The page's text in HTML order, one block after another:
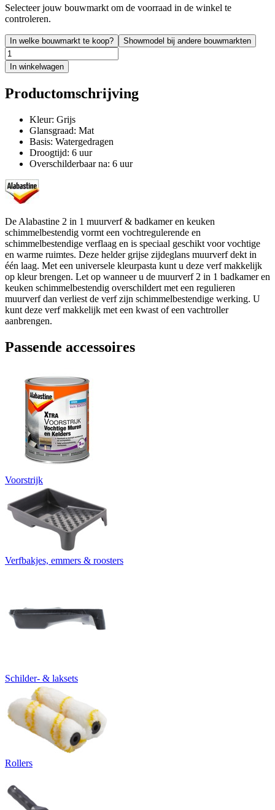
Selecteer jouw bouwmarkt om de voorraad in de winkel te
controleren.
In welke bouwmarkt te koop? Showmodel bij andere bouwmarkten
In winkelwagen
Productomschrijving
Kleur: Grijs
Glansgraad: Mat
Basis: Watergedragen
Droogtijd: 6 uur
Overschilderbaar na: 6 uur
De Alabastine 2 in 1 muurverf & badkamer en keuken
schimmelbestendig vormt een vochtregulerende en
schimmelbestendige verflaag en is speciaal geschikt voor vochtige
en warme ruimtes. Deze helder grijse zijdeglans muurverf dekt in
één laag. Met een universele kleurpasta kunt u deze verf makkelijk
op kleur brengen. Let op wanneer u de muurverf 2 in 1 badkamer en
keuken schimmelbestendig overschildert met een regulieren
muurverf dan verliest de verf zijn schimmelbestendige werking. U
kunt deze verf makkelijk met een kwast of een vachtroller
aanbrengen.
Passende accessoires
Voorstrijk
Verfbakjes, emmers & roosters
Schilder- & laksets
Rollers